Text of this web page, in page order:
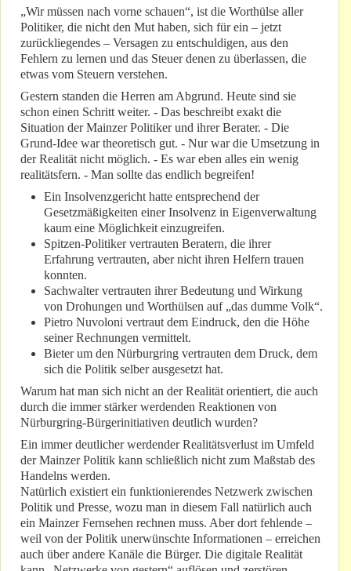
„Wir müssen nach vorne schauen“, ist die Worthülse aller
Politiker, die nicht den Mut haben, sich für ein – jetzt
zurückliegendes – Versagen zu entschuldigen, aus den
Fehlern zu lernen und das Steuer denen zu überlassen, die
etwas vom Steuern verstehen.
Gestern standen die Herren am Abgrund. Heute sind sie
schon einen Schritt weiter. - Das beschreibt exakt die
Situation der Mainzer Politiker und ihrer Berater. - Die
Grund-Idee war theoretisch gut. - Nur war die Umsetzung in
der Realität nicht möglich. - Es war eben alles ein wenig
realitätsfern. - Man sollte das endlich begreifen!
Ein Insolvenzgericht hatte entsprechend der
Gesetzmäßigkeiten einer Insolvenz in Eigenverwaltung
kaum eine Möglichkeit einzugreifen.
Spitzen-Politiker vertrauten Beratern, die ihrer
Erfahrung vertrauten, aber nicht ihren Helfern trauen
konnten.
Sachwalter vertrauten ihrer Bedeutung und Wirkung
von Drohungen und Worthülsen auf „das dumme Volk“.
Pietro Nuvoloni vertraut dem Eindruck, den die Höhe
seiner Rechnungen vermittelt.
Bieter um den Nürburgring vertrauten dem Druck, dem
sich die Politik selber ausgesetzt hat.
Warum hat man sich nicht an der Realität orientiert, die auch
durch die immer stärker werdenden Reaktionen von
Nürburgring-Bürgerinitiativen deutlich wurden?
Ein immer deutlicher werdender Realitätsverlust im Umfeld
der Mainzer Politik kann schließlich nicht zum Maßstab des
Handelns werden.
Natürlich existiert ein funktionierendes Netzwerk zwischen
Politik und Presse, wozu man in diesem Fall natürlich auch
ein Mainzer Fernsehen rechnen muss. Aber dort fehlende –
weil von der Politik unerwünschte Informationen – erreichen
auch über andere Kanäle die Bürger. Die digitale Realität